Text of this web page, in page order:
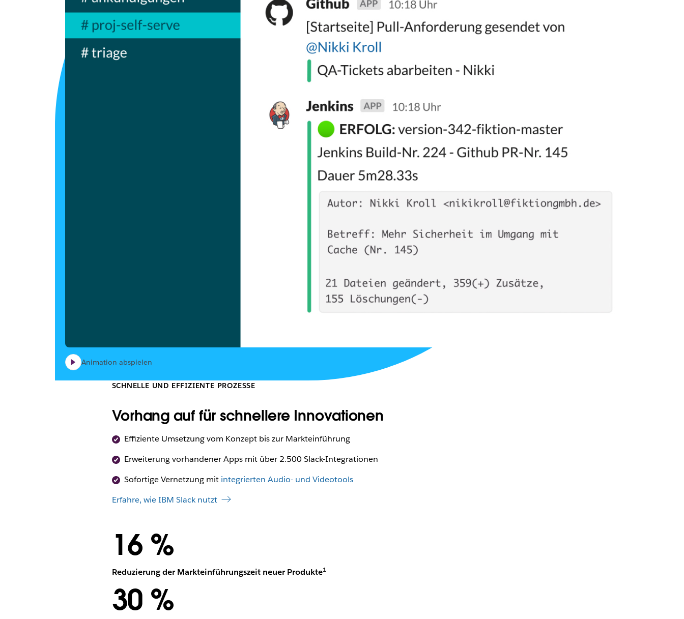
Animation abspielen
SCHNELLE UND EFFIZIENTE PROZESSE
Vorhang auf für schnellere Innovationen
Effiziente Umsetzung vom Konzept bis zur Markteinführung
Erweiterung vorhandener Apps mit über 2.500 Slack-Integrationen
Sofortige Vernetzung mit integrierten Audio- und Videotools
Erfahre, wie IBM Slack nutzt
16 %
Reduzierung der Markteinführungszeit neuer Produkte1
30 %